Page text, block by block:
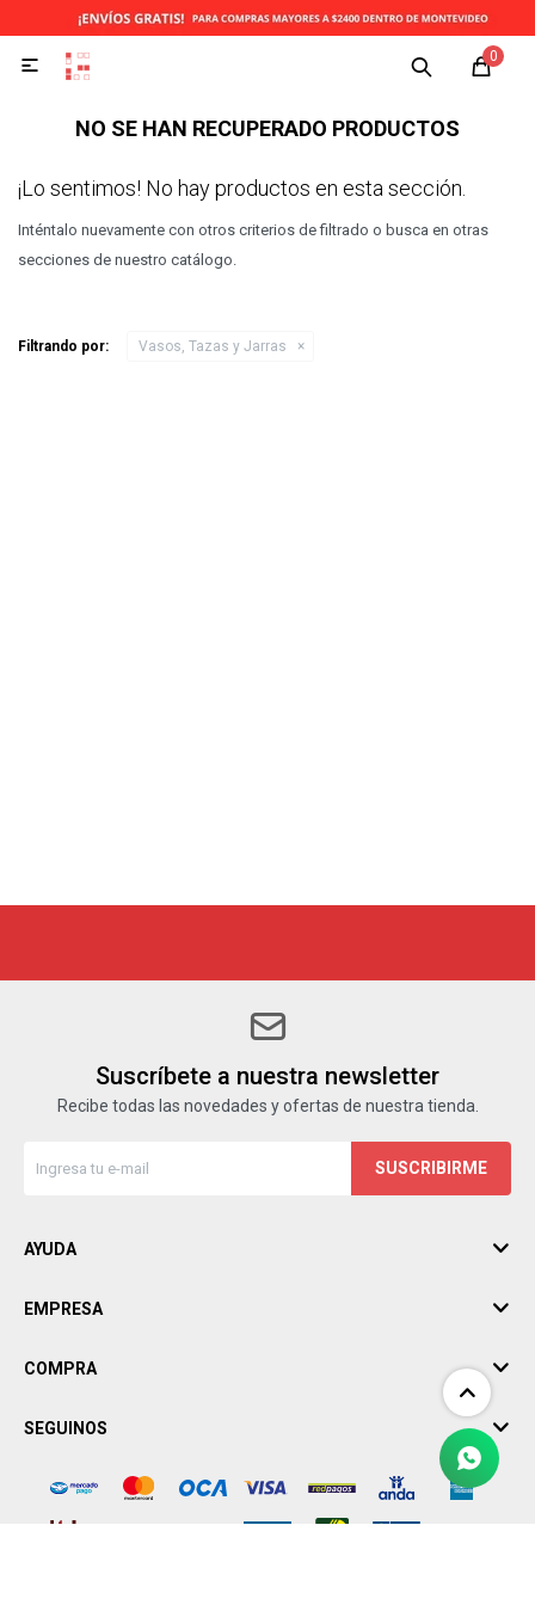
0

NO SE HAN RECUPERADO PRODUCTOS
¡Lo sentimos! No hay productos en esta sección.
Inténtalo nuevamente con otros criterios de filtrado o busca en otras
secciones de nuestro catálogo.
Filtrando por: Vasos, Tazas y Jarras
Suscríbete a nuestra newsletter
Recibe todas las novedades y ofertas de nuestra tienda.
SUSCRIBIRME
AYUDA
EMPRESA
COMPRA
SEGUINOS